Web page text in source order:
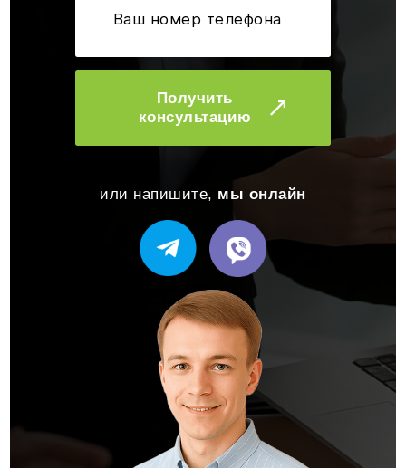
Получить
консультацию
или напишите, мы онлайн